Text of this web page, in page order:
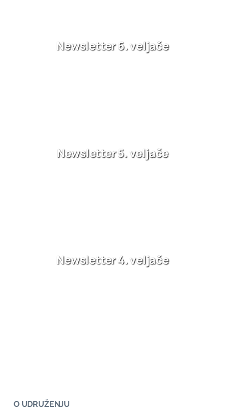
Newsletter 6. veljače
Newsletter 5. veljače
Newsletter 4. veljače
O UDRUŽENJU